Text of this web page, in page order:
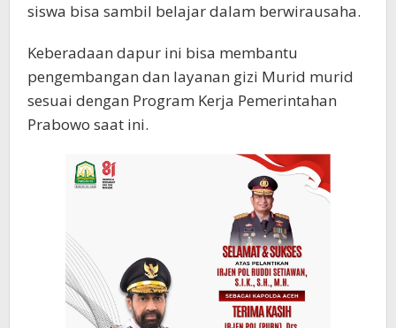
siswa bisa sambil belajar dalam berwirausaha.
Keberadaan dapur ini bisa membantu
pengembangan dan layanan gizi Murid murid
sesuai dengan Program Kerja Pemerintahan
Prabowo saat ini.